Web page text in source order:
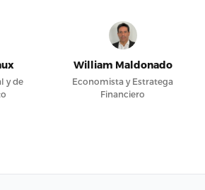
y de
William Maldonado
Economista y Estratega
Financiero